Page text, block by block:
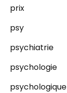
prix
psy
psychiatrie
psychologie